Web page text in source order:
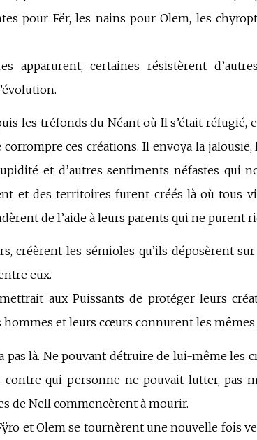
pour Fër, les nains pour Olem, les
apparurent, certaines résistèrent
les tréfonds du Néant où Il s’était réfugié,
ces créations. Il envoya la jalousie,
et d’autres sentiments néfastes qui
et des territoires furent créés là où tous
de l’aide à leurs parents qui ne purent
créèrent les sémioles qu’ils déposèrent
eux.
aux Puissants de protéger leurs
hommes et leurs cœurs connurent les
pas là. Ne pouvant détruire de lui-même les
contre qui personne ne pouvait lutter, pas
de Nell commencèrent à mourir.
et Olem se tournèrent une nouvelle fois